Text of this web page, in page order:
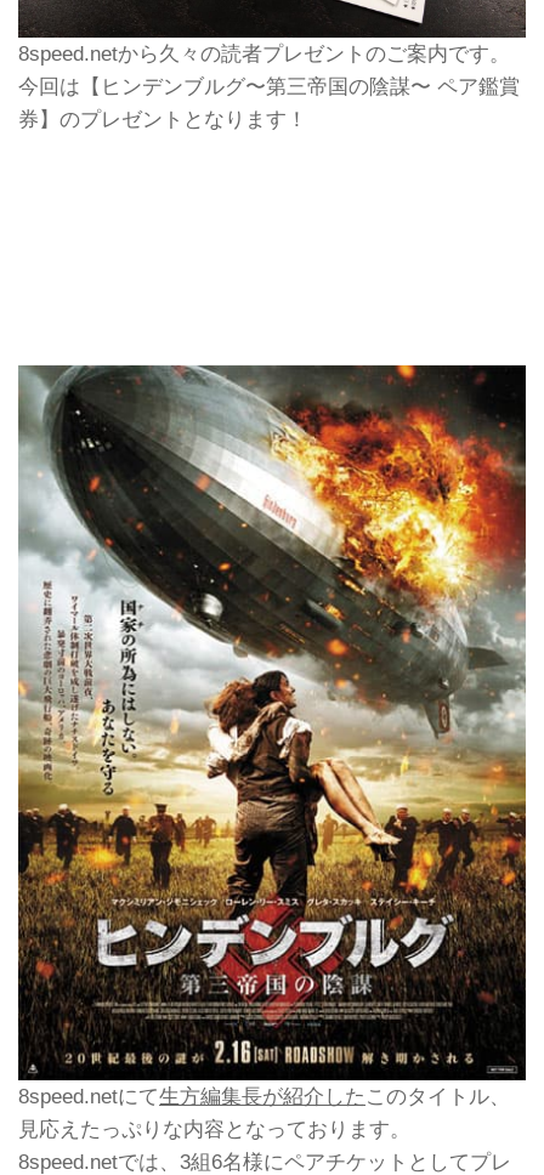
8speed.netから久々の読者プレゼントのご案内です。
今回は【ヒンデンブルグ〜第三帝国の陰謀〜 ペア鑑賞
券】のプレゼントとなります！
8speed.netにて生方編集長が紹介した このタイトル、
見応えたっぷりな内容となっております。
8speed.netでは、3組6名様にペアチケットとしてプレ